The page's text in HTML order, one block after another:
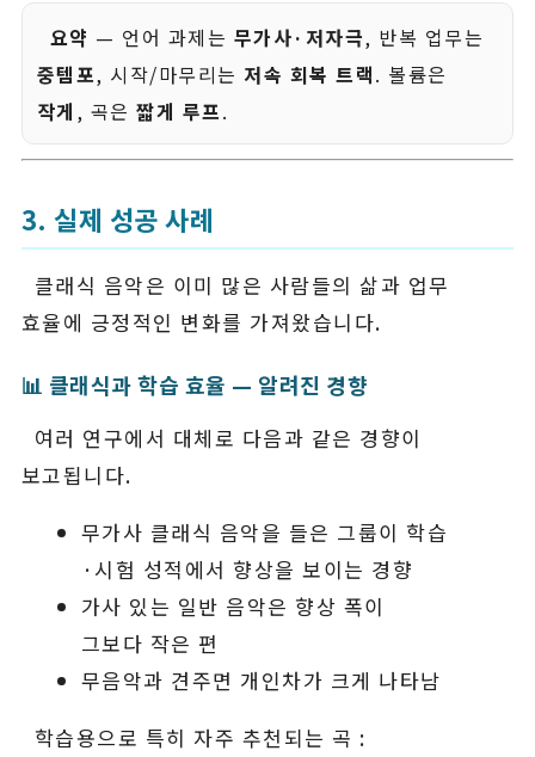
요약 — 언어 과제는 무가사·저자극, 반복 업무는
중템포, 시작/마무리는 저속 회복 트랙. 볼륨은
작게 , 곡은짧게 루프.
3. 실제 성공 사례
클래식 음악은 이미 많은 사람들의 삶과 업무
효율에 긍정적인 변화를 가져왔습니다.
📊 클래식과 학습 효율 — 알려진 경향
여러 연구에서 대체로 다음과 같은 경향이
보고됩니다.
무가사 클래식 음악을 들은 그룹이 학습
·시험 성적에서 향상을 보이는 경향
가사 있는 일반 음악은 향상 폭이
그보다 작은 편
무음악과 견주면 개인차가 크게 나타남
학습용으로 특히 자주 추천되는 곡 :